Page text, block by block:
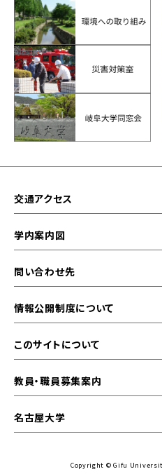
交通アクセス
学内案内図
問い合わせ先
情報公開制度について
このサイトについて
教員・職員募集案内
名古屋大学
Copyright © Gifu